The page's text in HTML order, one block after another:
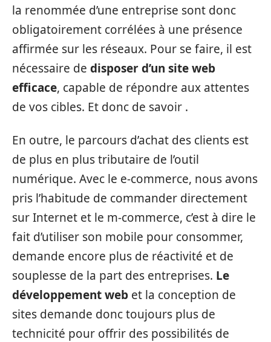
la renommée d’une entreprise sont donc
obligatoirement corrélées à une présence
affirmée sur les réseaux. Pour se faire, il est
nécessaire de disposer d’un site web
efficace, capable de répondre aux attentes
de vos cibles. Et donc de savoir .
En outre, le parcours d’achat des clients est
de plus en plus tributaire de l’outil
numérique. Avec le e-commerce, nous avons
pris l’habitude de commander directement
sur Internet et le m-commerce, c’est à dire le
fait d’utiliser son mobile pour consommer,
demande encore plus de réactivité et de
souplesse de la part des entreprises. Le
développement web et la conception de
sites demande donc toujours plus de
technicité pour offrir des possibilités de